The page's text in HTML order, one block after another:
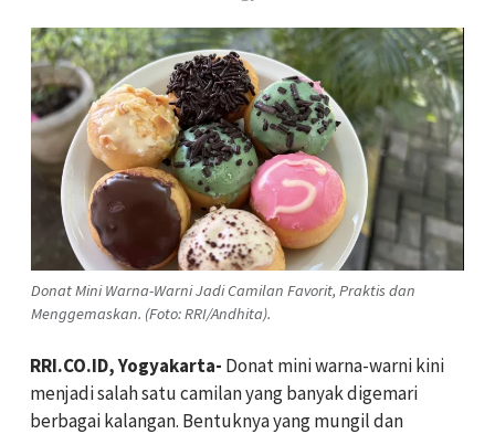
Donat Mini Warna-Warni Jadi Camilan Favorit, Praktis dan
Menggemaskan. (Foto: RRI/Andhita).
RRI.CO.ID, Yogyakarta- Donat mini warna-warni kini
menjadi salah satu camilan yang banyak digemari
berbagai kalangan. Bentuknya yang mungil dan